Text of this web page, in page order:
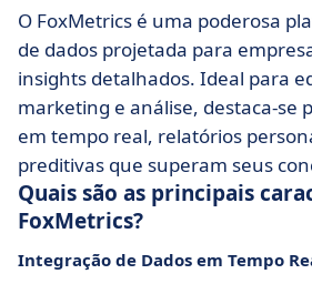
O FoxMetrics é uma poderosa
de dados projetada para
insights detalhados. Ideal para
marketing e análise, destaca-se
em tempo real, relatórios
preditivas que superam seus
Quais são as principais
FoxMetrics?
Integração de Dados em Tempo